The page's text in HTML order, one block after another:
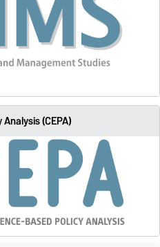
(CEPA)